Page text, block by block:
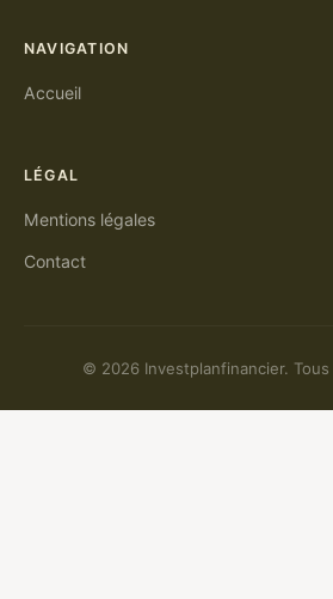
NAVIGATION
Accueil
LÉGAL
Mentions légales
Contact
© 2026 Investplanfinancier.